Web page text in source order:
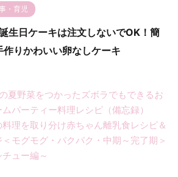
・育児
生日ケーキは注文しないでOK！簡
作りかわいい卵なしケーキ
夏野菜をつかったズボラでもできるお
パーティー料理レシピ（備忘録）
理を取り分け赤ちゃん離乳食レシピ＆
モグモグ・パクパク・中期～完了期＞
ュー編～